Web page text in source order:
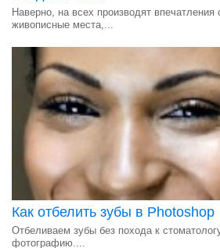
Наверно, на всех производят впечатления
живописные места,...
Как отбелить зубы в Photoshop
Отбеливаем зубы без похода к
фотографию....